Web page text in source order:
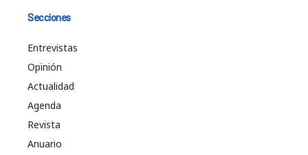
Secciones
Entrevistas
Opinión
Actualidad
Agenda
Revista
Anuario